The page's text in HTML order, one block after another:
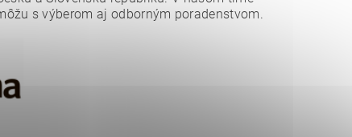
s výberom aj odborným poradenstvom.